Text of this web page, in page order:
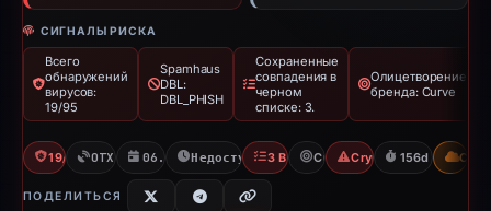
СИГНАЛЫ РИСКА
Всего
обнаружений
вирусов:
19/95
Spamhaus
DBL:
DBL_PHISH
Сохраненные
совпадения в
черном
списке: 3.
Олицетворение
бренда: Curve
19/95 VTOTX: 3 refs06.12.2025Недоступно с 12.05.2026
3 BlocklistsCurveCrypto Scam
156d to CDN
ПОДЕЛИТЬСЯ